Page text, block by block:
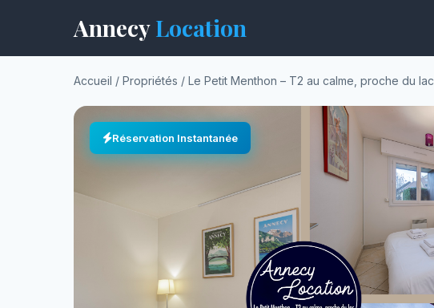
AnnecyLocation
Accueil / Propriétés / Le Petit Menthon – T2 au calme, proche du lac
Réservation Instantanée